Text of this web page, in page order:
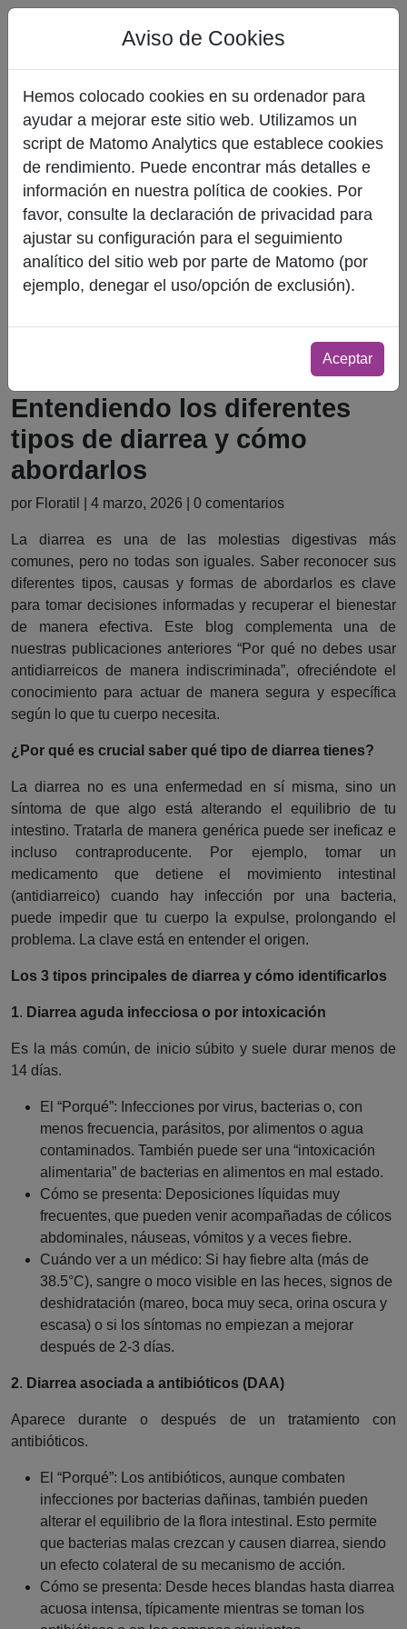
Cuando el intestino se altera:
Entendiendo los diferentes
tipos de diarrea y cómo
abordarlos
por Floratil | 4 marzo, 2026 | 0 comentarios
La diarrea es una de las molestias digestivas más
comunes, pero no todas son iguales. Saber reconocer sus
diferentes tipos, causas y formas de abordarlos es clave
para tomar decisiones informadas y recuperar el bienestar
de manera efectiva. Este blog complementa una de
nuestras publicaciones anteriores “Por qué no debes usar
antidiarreicos de manera indiscriminada”, ofreciéndote el
conocimiento para actuar de manera segura y específica
según lo que tu cuerpo necesita.
¿Por qué es crucial saber qué tipo de diarrea tienes?
La diarrea no es una enfermedad en sí misma, sino un
síntoma de que algo está alterando el equilibrio de tu
intestino. Tratarla de manera genérica puede ser ineficaz e
incluso contraproducente. Por ejemplo, tomar un
medicamento que detiene el movimiento intestinal
(antidiarreico) cuando hay infección por una bacteria,
puede impedir que tu cuerpo la expulse, prolongando el
problema. La clave está en entender el origen.
Los 3 tipos principales de diarrea y cómo identificarlos
1. Diarrea aguda infecciosa o por intoxicación
Es la más común, de inicio súbito y suele durar menos de
14 días.
El “Porqué”: Infecciones por virus, bacterias o, con
menos frecuencia, parásitos, por alimentos o agua
contaminados. También puede ser una “intoxicación
alimentaria” de bacterias en alimentos en mal estado.
Cómo se presenta: Deposiciones líquidas muy
frecuentes, que pueden venir acompañadas de cólicos
abdominales, náuseas, vómitos y a veces fiebre.
Cuándo ver a un médico: Si hay fiebre alta (más de
38.5°C), sangre o moco visible en las heces, signos de
deshidratación (mareo, boca muy seca, orina oscura y
escasa) o si los síntomas no empiezan a mejorar
después de 2-3 días.
2. Diarrea asociada a antibióticos (DAA)
Aparece durante o después de un tratamiento con
antibióticos.
El “Porqué”: Los antibióticos, aunque combaten
infecciones por bacterias dañinas, también pueden
alterar el equilibrio de la flora intestinal. Esto permite
que bacterias malas crezcan y causen diarrea, siendo
un efecto colateral de su mecanismo de acción.
Cómo se presenta: Desde heces blandas hasta diarrea
acuosa intensa, típicamente mientras se toman los
Aviso de Cookies
Hemos colocado cookies en su ordenador para
ayudar a mejorar este sitio web. Utilizamos un
script de Matomo Analytics que establece cookies
de rendimiento. Puede encontrar más detalles e
información en nuestra política de cookies. Por
favor, consulte la declaración de privacidad para
ajustar su configuración para el seguimiento
analítico del sitio web por parte de Matomo (por
ejemplo, denegar el uso/opción de exclusión).
Aceptar